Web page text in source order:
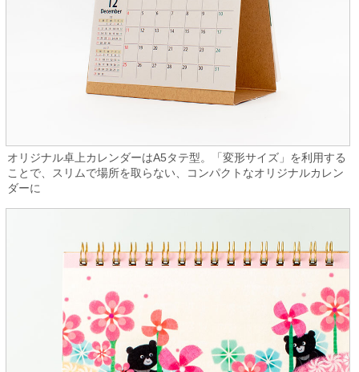
オリジナル卓上カレンダーはA5タテ型。「変形サイズ」を利用する
ことで、スリムで場所を取らない、コンパクトなオリジナルカレン
ダーに